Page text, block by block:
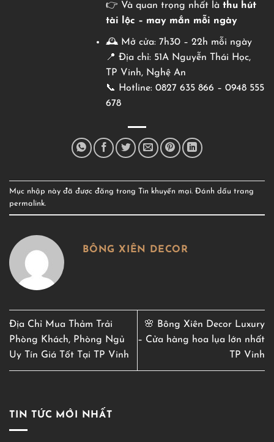
👉 Và quan trọng nhất làthu hút
tài lộc – may mắn mỗi ngày
🕰️ Mở cửa: 7h30 – 22h mỗi ngày
📍 Địa chỉ: 51A Nguyễn Thái Học,
TP Vinh, Nghệ An
📞 Hotline: 0827 635 866 – 0948 555
678
Mục nhập này đã được đăng trong Tin khuyến mại. Đánh dấu trang
permalink.
BÔNG XIÊN DECOR
Địa Chỉ Mua Thảm Trải
Phòng Khách, Phòng Ngủ
Uy Tín Giá Tốt Tại TP Vinh
🌸 Bông Xiên Decor Luxury
– Cửa hàng hoa lụa lớn nhất
TP Vinh
TIN TỨC MỚI NHẤT